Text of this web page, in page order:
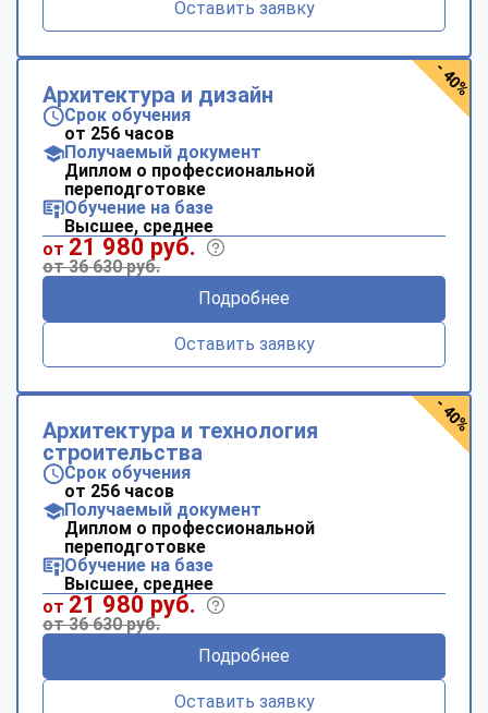
Оставить заявку
Архитектура и дизайн
Срок обучения
от 256 часов
Получаемый документ
Диплом о профессиональной
переподготовке
Обучение на базе
Высшее, среднее
от 21 980 руб.
от 36 630 руб.
Подробнее
Оставить заявку
- 40%
Архитектура и технология
строительства
Срок обучения
от 256 часов
Получаемый документ
Диплом о профессиональной
переподготовке
Обучение на базе
Высшее, среднее
от 21 980 руб.
от 36 630 руб.
Подробнее
Оставить заявку
- 40%